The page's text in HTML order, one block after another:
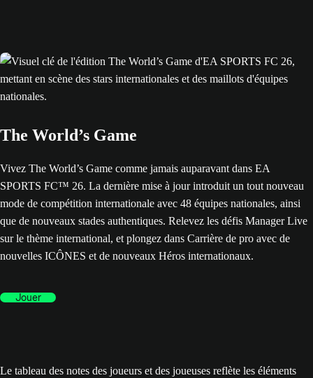
The World’s Game
Vivez The World’s Game comme jamais auparavant dans EA
SPORTS FC™ 26. La dernière mise à jour introduit un tout nouveau
mode de compétition internationale avec 48 équipes nationales, ainsi
que de nouveaux stades authentiques. Relevez les défis Manager Live
sur le thème international, et plongez dans Carrière de pro avec de
nouvelles ICÔNES et de nouveaux Héros internationaux.
Jouer
Le tableau des notes des joueurs et des joueuses reflète les éléments